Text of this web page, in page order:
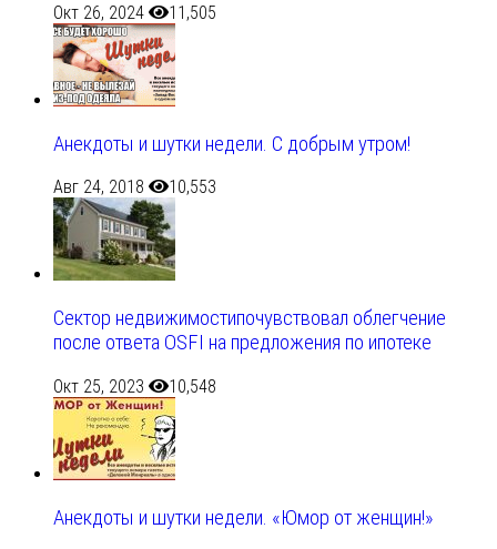
Окт 26, 2024 11,505
Анекдоты и шутки недели. С добрым утром!
Авг 24, 2018 10,553
Сектор недвижимостипочувствовал облегчение
после ответа OSFI на предложения по ипотеке
Окт 25, 2023 10,548
Анекдоты и шутки недели. «Юмор от женщин!»